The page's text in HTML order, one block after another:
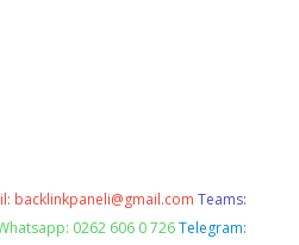
backlinkpaneli@gmail.com Teams:
0262 606 0 726 Telegram: